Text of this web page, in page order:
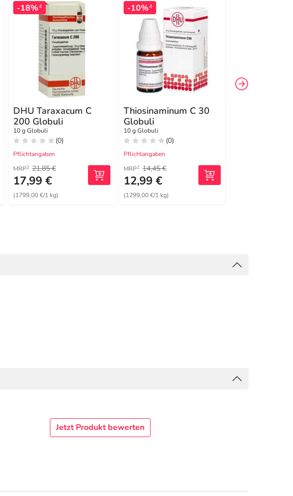
-18%4
DHU Taraxacum C
200 Globuli
10 g Globuli
(0)
Pflichtangaben
MRP2 21,85 €
17,99 €
(1799,00 €/1 kg)
-10%4
Thiosinaminum C 30
Globuli
10 g Globuli
(0)
Pflichtangaben
MRP2 14,45 €
12,99 €
(1299,00 €/1 kg)
Jetzt Produkt bewerten